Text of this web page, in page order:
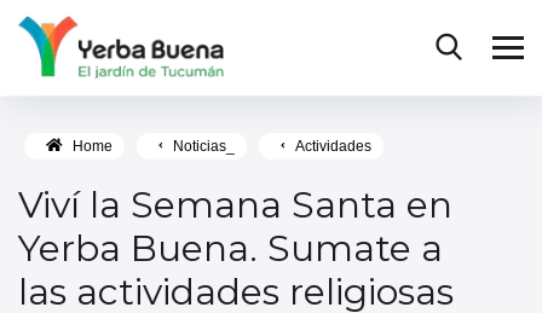
Home Noticias_ Actividades
Viví la Semana Santa en
Yerba Buena. Sumate a
las actividades religiosas